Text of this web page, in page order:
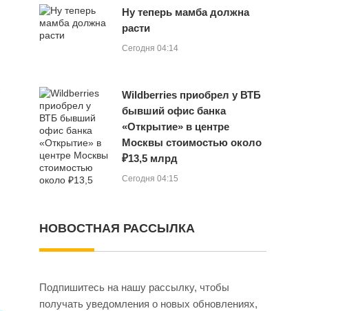
Ну теперь мамба должна
расти
Сегодня 04:14
Wildberries приобрел у ВТБ
бывший офис банка
«Открытие» в центре
Москвы стоимостью около
₽13,5 млрд
Сегодня 04:15
НОВОСТНАЯ РАССЫЛКА
Подпишитесь на нашу рассылку, чтобы
получать уведомления о новых обновлениях,